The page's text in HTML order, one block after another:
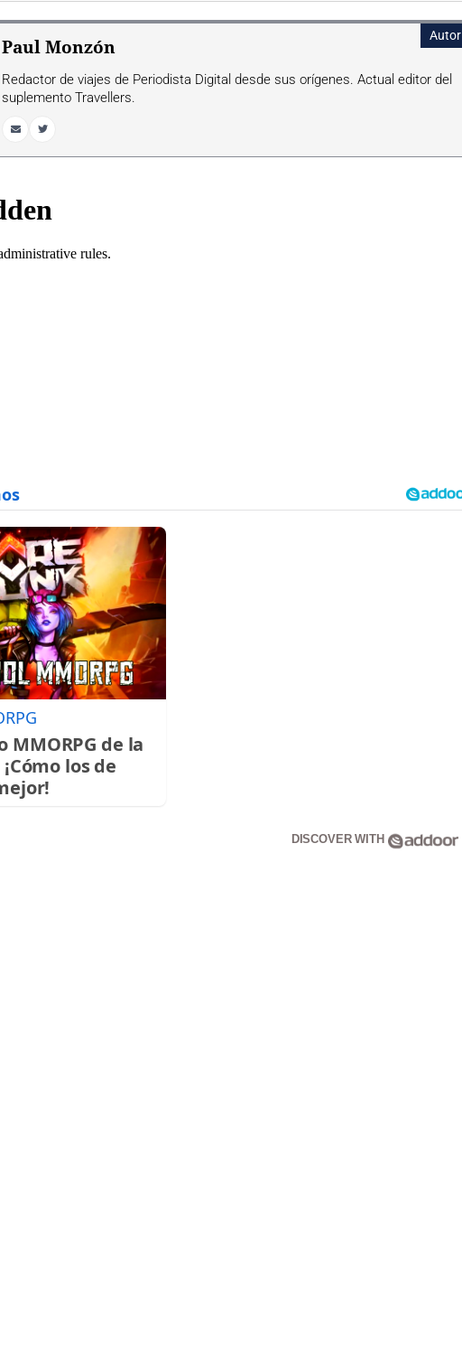
Autor
Paul Monzón
Redactor de viajes de Periodista Digital desde sus orígenes. Actual editor del
suplemento Travellers.
MMORPG de la
los de
DISCOVER WITH